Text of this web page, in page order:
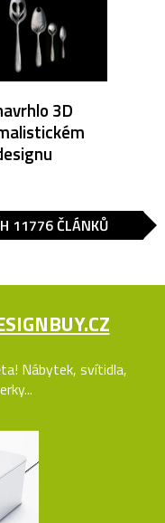
3D
11776 ČLÁNKŮ
Nábytek, svítidla,